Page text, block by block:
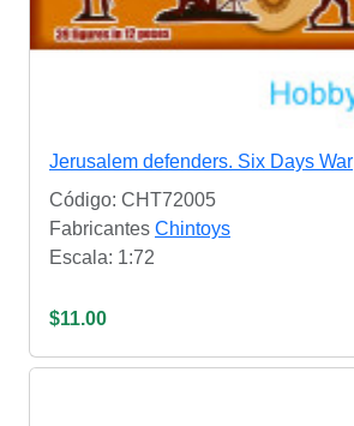
Jerusalem defenders. Six Days War
Código: CHT72005
Fabricantes Chintoys
Escala: 1:72
$11.00